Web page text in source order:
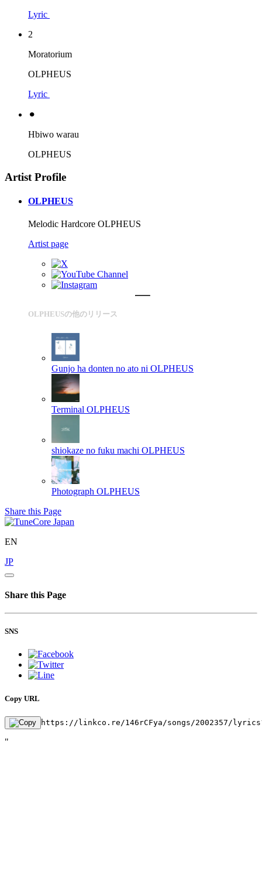
Lyric
2
Moratorium
OLPHEUS
Lyric
⚫︎
Hbiwo warau
OLPHEUS
Artist Profile
OLPHEUS
Melodic Hardcore OLPHEUS
Artist page
OLPHEUSの他のリリース
Gunjo ha donten no ato ni OLPHEUS
Terminal OLPHEUS
shiokaze no fuku machi OLPHEUS
Photograph OLPHEUS
Share this Page
EN
JP
Share this Page
SNS
Copy URL
https://linkco.re/146rCFya/songs/2002357/
"